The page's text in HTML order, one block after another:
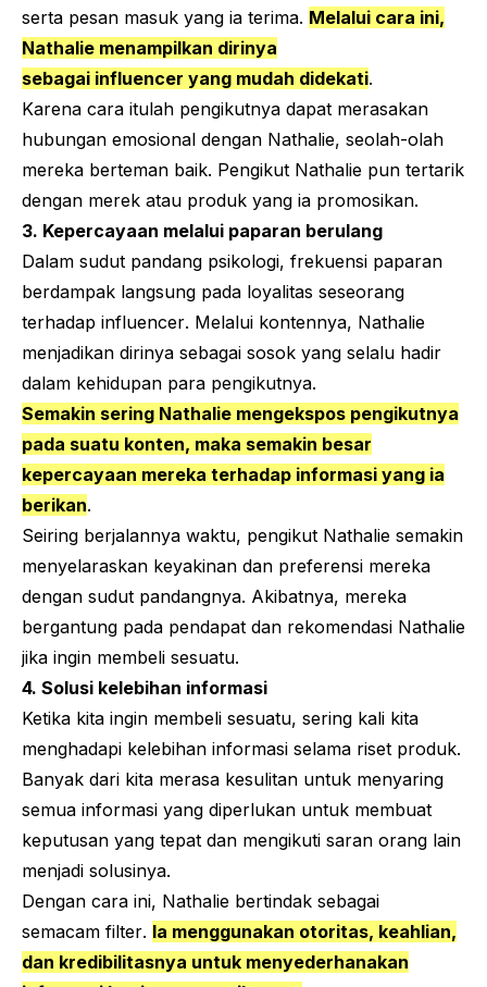
serta pesan masuk yang ia terima. Melalui cara ini,
Nathalie menampilkan dirinya
sebagai influencer yang mudah didekati.
Karena cara itulah pengikutnya dapat merasakan
hubungan emosional dengan Nathalie, seolah-olah
mereka berteman baik. Pengikut Nathalie pun tertarik
dengan merek atau produk yang ia promosikan.
3. Kepercayaan melalui paparan berulang
Dalam sudut pandang psikologi, frekuensi paparan
berdampak langsung pada loyalitas seseorang
terhadap influencer. Melalui kontennya, Nathalie
menjadikan dirinya sebagai sosok yang selalu hadir
dalam kehidupan para pengikutnya.
Semakin sering Nathalie mengekspos pengikutnya
pada suatu konten, maka semakin besar
kepercayaan mereka terhadap informasi yang ia
berikan.
Seiring berjalannya waktu, pengikut Nathalie semakin
menyelaraskan keyakinan dan preferensi mereka
dengan sudut pandangnya. Akibatnya, mereka
bergantung pada pendapat dan rekomendasi Nathalie
jika ingin membeli sesuatu.
4. Solusi kelebihan informasi
Ketika kita ingin membeli sesuatu, sering kali kita
menghadapi kelebihan informasi selama riset produk.
Banyak dari kita merasa kesulitan untuk menyaring
semua informasi yang diperlukan untuk membuat
keputusan yang tepat dan mengikuti saran orang lain
menjadi solusinya.
Dengan cara ini, Nathalie bertindak sebagai
semacam filter. Ia menggunakan otoritas, keahlian,
dan kredibilitasnya untuk menyederhanakan